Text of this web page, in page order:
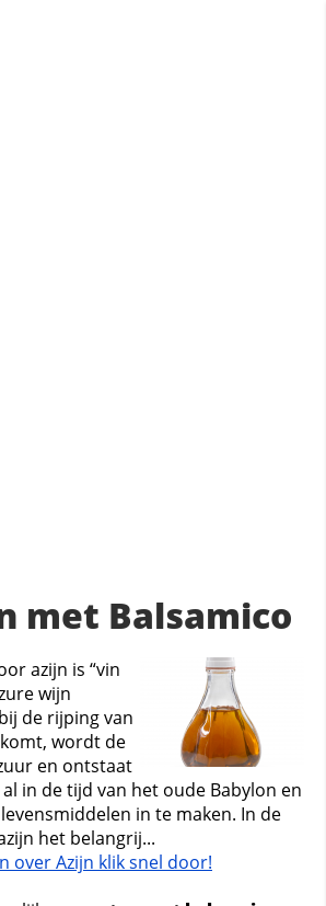
met Balsamico
azijn is “vin
wijn
de rijping van
wordt de
en ontstaat
in de tijd van het oude Babylon en
in te maken. In de
het belangrij...
over Azijn klik snel door!